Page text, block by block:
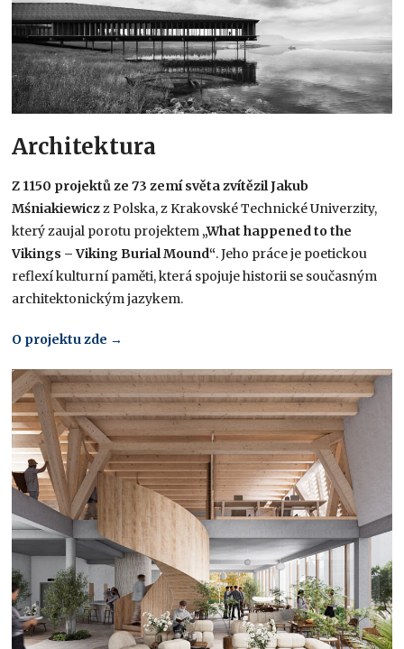
Architektura
Z 1150 projektů ze 73 zemí světa zvítězil Jakub
Mśniakiewiczz Polska, z Krakovské Technické Univerzity,
který zaujal porotu projektem „What happened to the
Vikings – Viking Burial Mound“. Jeho práce je poetickou
reflexí kulturní paměti, která spojuje historii se současným
architektonickým jazykem.
O projektu zde →